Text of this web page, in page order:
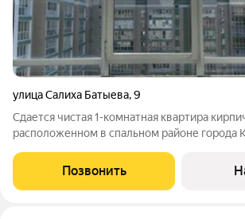
улица Салиха Батыева,9
Сдается чистая 1-комнатная квартира
расположенном в спальном районе города
общественного транспорта. В квартире
Полы: ламинат, плитка. Окна:
Позвонить